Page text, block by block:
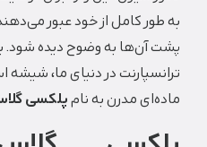
کامل از خود عبور می‌دهند و
به وضوح دیده شود. بهترین
در دنیای ما، شیشه است. اما
مدرن به نامپلکسی گلاس